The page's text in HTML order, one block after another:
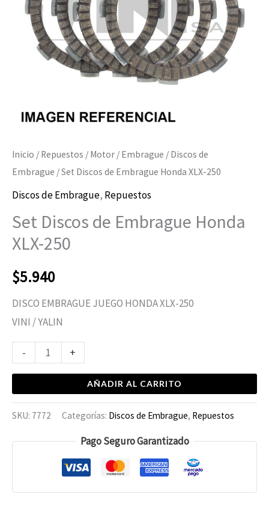
Inicio / Repuestos / Motor / Embrague / Discos de
Embrague / Set Discos de Embrague Honda XLX-250
Discos de Embrague, Repuestos
Set Discos de Embrague Honda
XLX-250
$5.940
DISCO EMBRAGUE JUEGO HONDA XLX-250
VINI / YALIN
-
cantidad
+
AÑADIR AL CARRITO
SKU: 7772 Categorías: Discos de Embrague, Repuestos
Pago Seguro Garantizado